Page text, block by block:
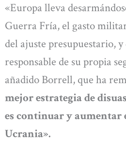
«Europa lleva
Guerra Fría, el gasto
del ajuste presupuestario, y
responsable de su propia
añadido Borrell, que ha
mejor estrategia de
es continuar y aumentar
Ucrania».